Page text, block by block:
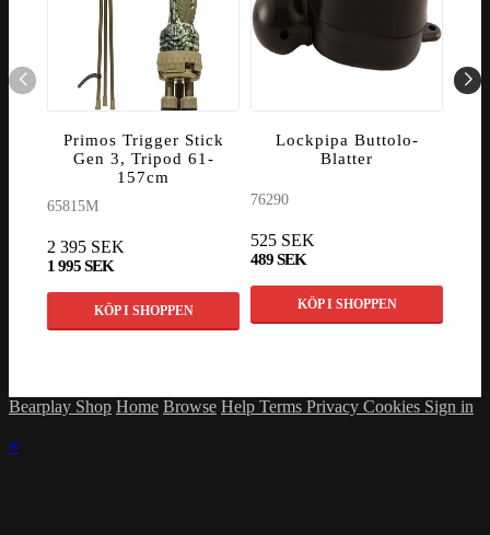
Primos Trigger Stick
Gen 3, Tripod 61-
157cm
65815M
2 395 SEK
1 995 SEK
KÖP I SHOPPEN
Lockpipa Buttolo-
Blatter
76290
525 SEK
489 SEK
KÖP I SHOPPEN
Bearplay Shop Home Browse Help Terms Privacy Cookies Sign in
×